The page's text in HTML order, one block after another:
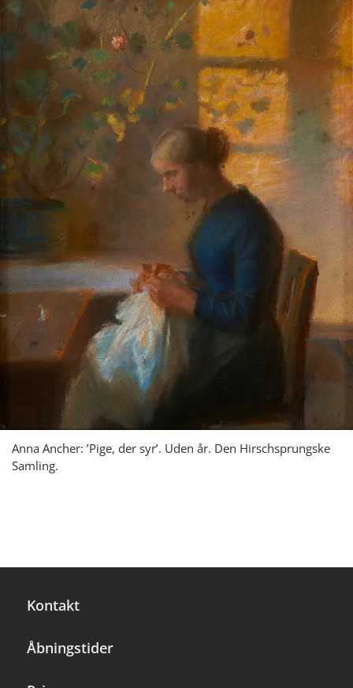
Anna Ancher: ’Pige, der syr’. Uden år. Den Hirschsprungske
Samling.
Kontakt
Åbningstider